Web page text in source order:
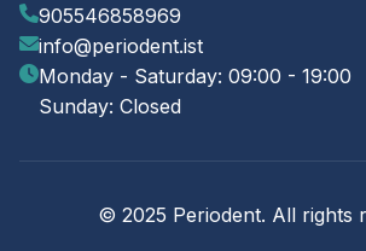
905546858969
info@periodent.ist
Monday - Saturday: 09:00 - 19:00
Sunday: Closed
© 2025 Periodent. All rights